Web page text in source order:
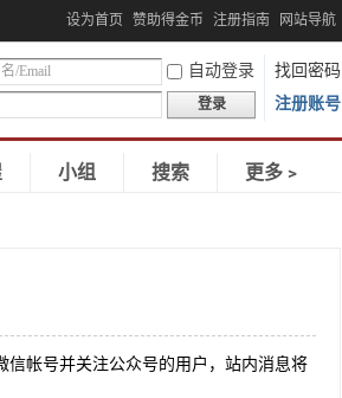
设为首页 赞助得金币 注册指南 网站导航
自动登录
找回密码
登录 注册账号
小组 搜索 更多﹥
信帐号并关注公众号的用户，站内消息将